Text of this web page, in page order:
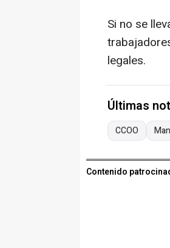
Si no se
legales.
Últimas
CCOO
Contenido